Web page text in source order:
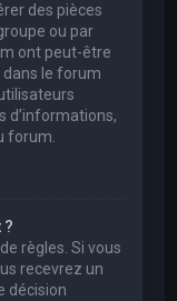
des pièces
ou par
ont peut-être
le forum
d’informations,
forum.
?
règles. Si vous
recevrez un
décision